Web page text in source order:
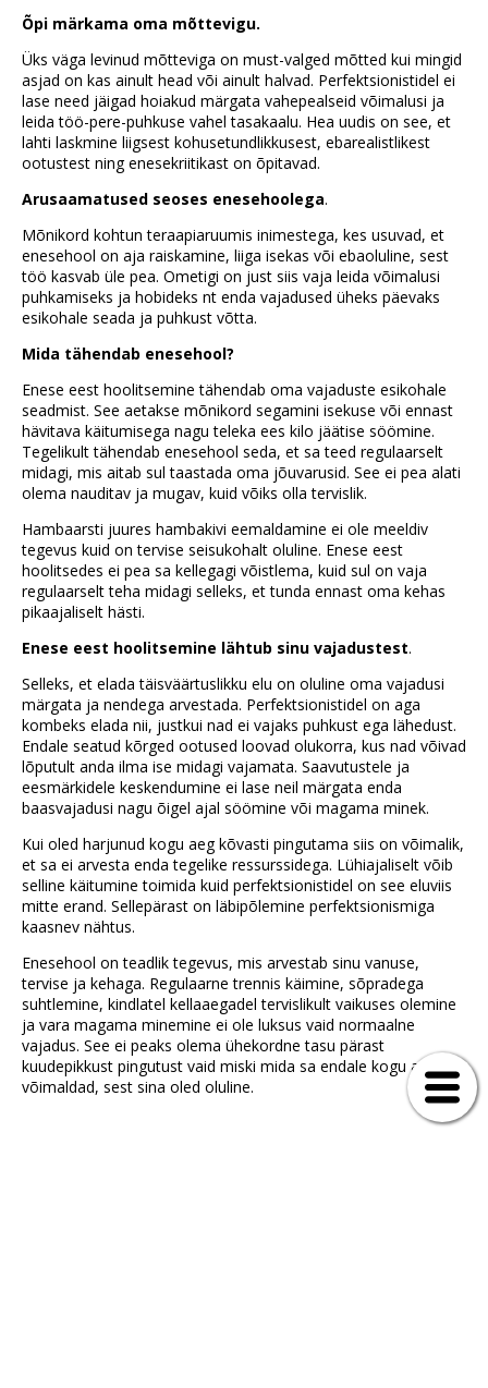
Õpi märkama oma mõttevigu.
Üks väga levinud mõtteviga on must-valged mõtted kui mingid
asjad on kas ainult head või ainult halvad. Perfektsionistidel ei
lase need jäigad hoiakud märgata vahepealseid võimalusi ja
leida töö-pere-puhkuse vahel tasakaalu. Hea uudis on see, et
lahti laskmine liigsest kohusetundlikkusest, ebarealistlikest
ootustest ning enesekriitikast on õpitavad.
Arusaamatused seoses enesehoolega.
Mõnikord kohtun teraapiaruumis inimestega, kes usuvad, et
enesehool on aja raiskamine, liiga isekas või ebaoluline, sest
töö kasvab üle pea. Ometigi on just siis vaja leida võimalusi
puhkamiseks ja hobideks nt enda vajadused üheks päevaks
esikohale seada ja puhkust võtta.
Mida tähendab enesehool?
Enese eest hoolitsemine tähendab oma vajaduste esikohale
seadmist. See aetakse mõnikord segamini isekuse või ennast
hävitava käitumisega nagu teleka ees kilo jäätise söömine.
Tegelikult tähendab enesehool seda, et sa teed regulaarselt
midagi, mis aitab sul taastada oma jõuvarusid. See ei pea alati
olema nauditav ja mugav, kuid võiks olla tervislik.
Hambaarsti juures hambakivi eemaldamine ei ole meeldiv
tegevus kuid on tervise seisukohalt oluline. Enese eest
hoolitsedes ei pea sa kellegagi võistlema, kuid sul on vaja
regulaarselt teha midagi selleks, et tunda ennast oma kehas
pikaajaliselt hästi.
Enese eest hoolitsemine lähtub sinu vajadustest.
Selleks, et elada täisväärtuslikku elu on oluline oma vajadusi
märgata ja nendega arvestada. Perfektsionistidel on aga
kombeks elada nii, justkui nad ei vajaks puhkust ega lähedust.
Endale seatud kõrged ootused loovad olukorra, kus nad võivad
lõputult anda ilma ise midagi vajamata. Saavutustele ja
eesmärkidele keskendumine ei lase neil märgata enda
baasvajadusi nagu õigel ajal söömine või magama minek.
Kui oled harjunud kogu aeg kõvasti pingutama siis on võimalik,
et sa ei arvesta enda tegelike ressurssidega. Lühiajaliselt võib
selline käitumine toimida kuid perfektsionistidel on see eluviis
mitte erand. Sellepärast on läbipõlemine perfektsionismiga
kaasnev nähtus.
Enesehool on teadlik tegevus, mis arvestab sinu vanuse,
tervise ja kehaga. Regulaarne trennis käimine, sõpradega
suhtlemine, kindlatel kellaaegadel tervislikult vaikuses olemine
ja vara magama minemine ei ole luksus vaid normaalne
vajadus. See ei peaks olema ühekordne tasu pärast
kuudepikkust pingutust vaid miski mida sa endale kogu aeg
võimaldad, sest sina oled oluline.